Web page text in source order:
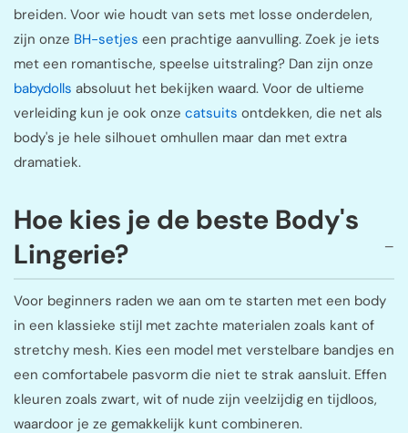
breiden. Voor wie houdt van sets met losse onderdelen,
zijn onze BH-setjes een prachtige aanvulling. Zoek je iets
met een romantische, speelse uitstraling? Dan zijn onze
babydolls absoluut het bekijken waard. Voor de ultieme
verleiding kun je ook onze catsuits ontdekken, die net als
body's je hele silhouet omhullen maar dan met extra
dramatiek.
Hoe kies je de beste Body's
Lingerie?
Voor beginners raden we aan om te starten met een body
in een klassieke stijl met zachte materialen zoals kant of
stretchy mesh. Kies een model met verstelbare bandjes en
een comfortabele pasvorm die niet te strak aansluit. Effen
kleuren zoals zwart, wit of nude zijn veelzijdig en tijdloos,
waardoor je ze gemakkelijk kunt combineren.